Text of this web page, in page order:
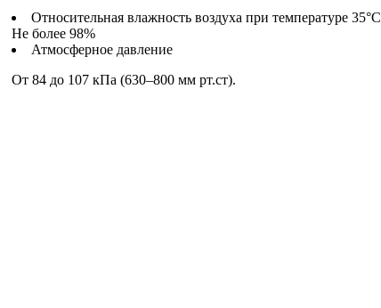
Относительная влажность воздуха при температуре 35°С
Не более 98%
Атмосферное давление
От 84 до 107 кПа (630–800 мм рт.ст).